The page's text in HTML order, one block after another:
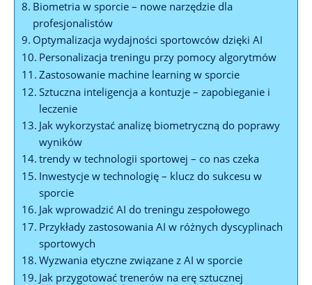
Biometria w sporcie – nowe narzędzie dla
profesjonalistów
Optymalizacja wydajności sportowców dzięki AI
Personalizacja treningu przy pomocy algorytmów
Zastosowanie machine learning w sporcie
Sztuczna inteligencja a kontuzje – zapobieganie i
leczenie
Jak wykorzystać analizę biometryczną do poprawy
wyników
trendy w technologii sportowej – co nas czeka
Inwestycje w technologię – klucz do sukcesu w
sporcie
Jak wprowadzić AI do treningu zespołowego
Przykłady zastosowania AI w różnych dyscyplinach
sportowych
Wyzwania etyczne związane z AI w sporcie
Jak przygotować trenerów na erę sztucznej